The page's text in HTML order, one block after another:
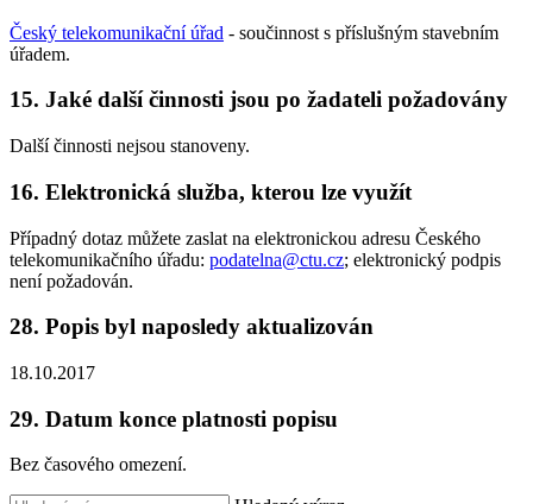
Český telekomunikační úřad - součinnost s příslušným stavebním
úřadem.
15. Jaké další činnosti jsou po žadateli požadovány
Další činnosti nejsou stanoveny.
16. Elektronická služba, kterou lze využít
Případný dotaz můžete zaslat na elektronickou adresu Českého
telekomunikačního úřadu: podatelna@ctu.cz; elektronický podpis
není požadován.
28. Popis byl naposledy aktualizován
18.10.2017
29. Datum konce platnosti popisu
Bez časového omezení.